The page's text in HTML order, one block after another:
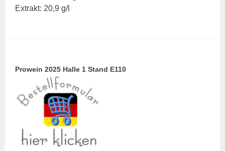
Extrakt: 20,9 g/l
Prowein 2025 Halle 1 Stand E110